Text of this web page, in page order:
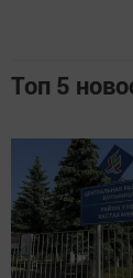
Топ 5